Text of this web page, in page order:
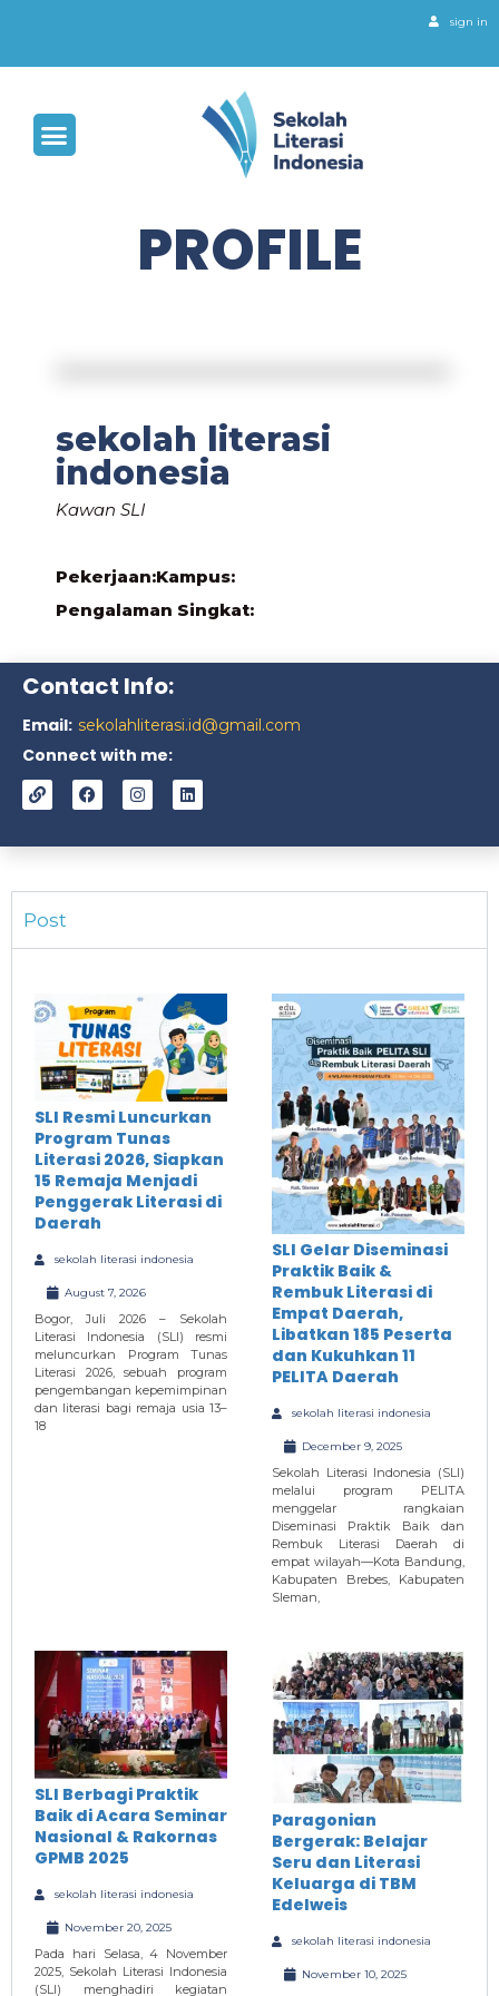
sign in
PROFILE
sekolah literasi
indonesia
Kawan SLI
Pekerjaan:Kampus:
Pengalaman Singkat:
Contact Info:
Email: sekolahliterasi.id@gmail.com
Connect with me:
Post
SLI Resmi Luncurkan
Program Tunas
Literasi 2026, Siapkan
15 Remaja Menjadi
Penggerak Literasi di
Daerah
sekolah literasi indonesia
August 7, 2026
Bogor, Juli 2026 – Sekolah
Literasi Indonesia (SLI) resmi
meluncurkan Program Tunas
Literasi 2026, sebuah program
pengembangan kepemimpinan
dan literasi bagi remaja usia 13–
18
SLI Gelar Diseminasi
Praktik Baik &
Rembuk Literasi di
Empat Daerah,
Libatkan 185 Peserta
dan Kukuhkan 11
PELITA Daerah
sekolah literasi indonesia
December 9, 2025
Sekolah Literasi Indonesia (SLI)
melalui program PELITA
menggelar rangkaian
Diseminasi Praktik Baik dan
Rembuk Literasi Daerah di
empat wilayah—Kota Bandung,
Kabupaten Brebes, Kabupaten
Sleman,
SLI Berbagi Praktik
Baik di Acara Seminar
Nasional & Rakornas
GPMB 2025
sekolah literasi indonesia
November 20, 2025
Pada hari Selasa, 4 November
2025, Sekolah Literasi Indonesia
(SLI) menghadiri kegiatan
Paragonian
Bergerak: Belajar
Seru dan Literasi
Keluarga di TBM
Edelweis
sekolah literasi indonesia
November 10, 2025